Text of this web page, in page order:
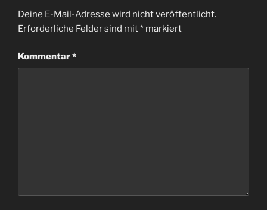
Deine E-Mail-Adresse wird nicht veröffentlicht.
Erforderliche Felder sind mit* markiert
Kommentar*